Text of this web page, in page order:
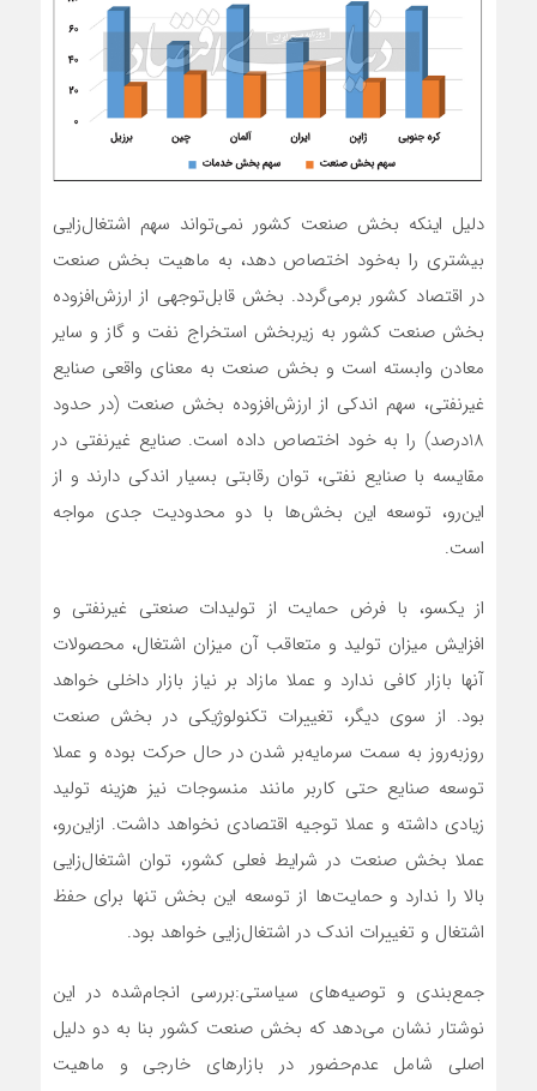
دلیل اینکه بخش صنعت کشور نمی‌‌‌تواند سهم اشتغال‌زایی
بیشتری را به‌‌‌خود اختصاص دهد، به ماهیت بخش صنعت
در اقتصاد کشور برمی‌‌‌گردد. بخش قابل‌توجهی از ارزش‌افزوده
بخش صنعت کشور به زیربخش استخراج نفت و گاز و سایر
معادن وابسته است و بخش صنعت به معنای واقعی صنایع
غیرنفتی، سهم اندکی از ارزش‌افزوده بخش صنعت (در حدود
18درصد) را به خود اختصاص داده است. صنایع غیرنفتی در
مقایسه با صنایع نفتی، توان رقابتی بسیار اندکی دارند و از
این‌‌‌رو، توسعه این بخش‌‌‌ها با دو محدودیت جدی مواجه
است.
از یکسو، با فرض حمایت از تولیدات صنعتی غیرنفتی و
افزایش میزان تولید و متعاقب آن میزان اشتغال، محصولات
آنها بازار کافی ندارد و عملا مازاد بر نیاز بازار داخلی خواهد
بود. از سوی دیگر، تغییرات تکنولوژیکی در بخش صنعت
روزبه‌روز به سمت سرمایه‌‌‌بر شدن در حال حرکت بوده و عملا
توسعه صنایع حتی کاربر مانند منسوجات نیز هزینه تولید
زیادی داشته و عملا توجیه اقتصادی نخواهد داشت. ازاین‌‌‌رو،
عملا بخش صنعت در شرایط فعلی کشور، توان اشتغال‌زایی
بالا را ندارد و حمایت‌‌‌ها از توسعه این بخش تنها برای حفظ
اشتغال و تغییرات اندک در اشتغال‌زایی خواهد بود.
جمع‌بندی و توصیه‌‌‌های سیاستی:بررسی انجام‌شده در این
نوشتار نشان می‌دهد که بخش صنعت کشور بنا به دو دلیل
اصلی شامل عدم‌حضور در بازارهای خارجی و ماهیت